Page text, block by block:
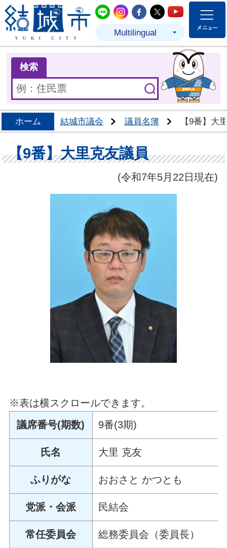
結城市公式LINE
結城市公式Instagram
結城市公式
結城市公式
結城市
Multilingual
検索
ホーム 結城市議会 議員名簿 【9番】大
【9番】大里克友議員
(令和7年5月22日現在)
※表は横スクロールできます。
議席番号(期数)
9番(3期)
氏名 大里 克友
ふりがな おおさと かつとも
党派・会派 民結会
常任委員会 総務委員会（委員長）